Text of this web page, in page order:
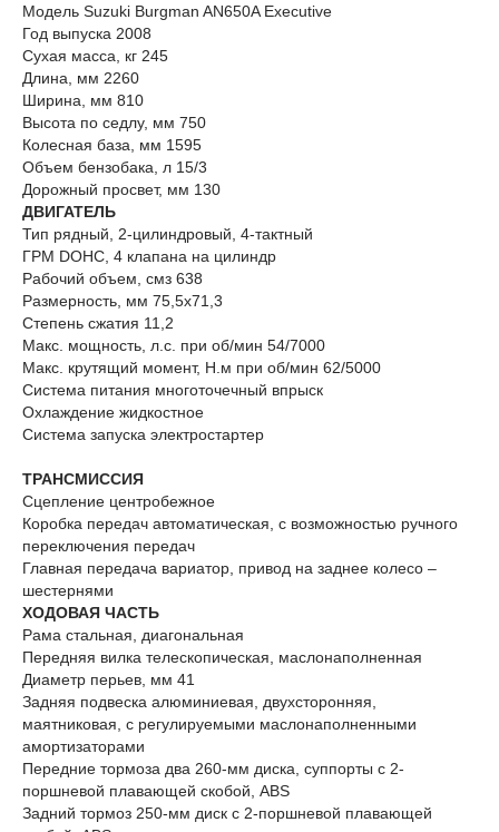
Модель Suzuki Burgman AN650A Executive
Год выпуска 2008
Сухая масса, кг 245
Длина, мм 2260
Ширина, мм 810
Высота по седлу, мм 750
Колесная база, мм 1595
Объем бензобака, л 15/3
Дорожный просвет, мм 130
ДВИГАТЕЛЬ
Тип рядный, 2-цилиндровый, 4-тактный
ГРМ DOHC, 4 клапана на цилиндр
Рабочий объем, смз 638
Размерность, мм 75,5x71,3
Степень сжатия 11,2
Макс. мощность, л.с. при об/мин 54/7000
Макс. крутящий момент, Н.м при об/мин 62/5000
Система питания многоточечный впрыск
Охлаждение жидкостное
Система запуска электростартер
ТРАНСМИССИЯ
Сцепление центробежное
Коробка передач автоматическая, с возможностью ручного
переключения передач
Главная передача вариатор, привод на заднее колесо –
шестернями
ХОДОВАЯ ЧАСТЬ
Рама стальная, диагональная
Передняя вилка телескопическая, маслонаполненная
Диаметр перьев, мм 41
Задняя подвеска алюминиевая, двухсторонняя,
маятниковая, с регулируемыми маслонаполненными
амортизаторами
Передние тормоза два 260-мм диска, суппорты с 2-
поршневой плавающей скобой, ABS
Задний тормоз 250-мм диск с 2-поршневой плавающей